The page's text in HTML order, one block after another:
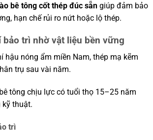
bê tông cốt thép đúc sẵngiúp đảm bảo
hạn chế rủi ro nứt hoặc lộ thép.
bảo trì nhờ vật liệu bền vững
hậu nóng ẩm miền Nam, thép mạ kẽm
trụ sau vài năm.
tông chịu lực có tuổi thọ 15–25 năm
kỹ thuật.
trì